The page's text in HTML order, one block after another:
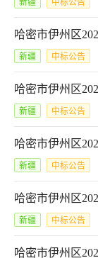
新疆 中标公告
新疆 中标公告
新疆 中标公告
新疆 中标公告